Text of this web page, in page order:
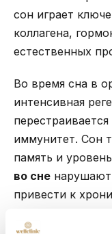
сон играет
коллагена,
естественных
Во время сна в
интенсивная
иммунитет. Сон
память и
во сне
привести к
Ранняя